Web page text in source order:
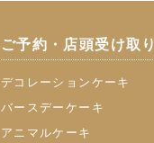
ご予約・店頭受け取り
デコレーションケーキ
バースデーケーキ
アニマルケーキ